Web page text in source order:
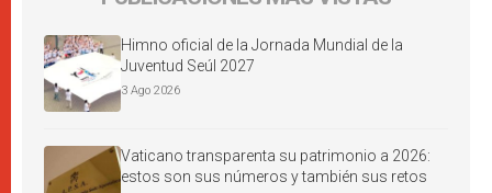
Himno oficial de la Jornada Mundial de la
Juventud Seúl 2027
3 Ago 2026
Vaticano transparenta su patrimonio a 2026:
estos son sus números y también sus retos